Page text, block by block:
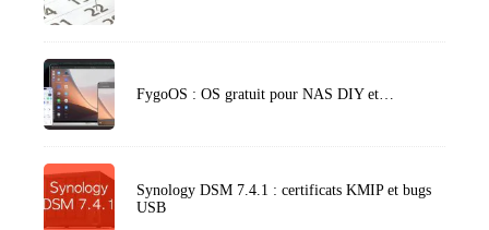
FygoOS : OS gratuit pour NAS DIY et…
Synology DSM 7.4.1 : certificats KMIP et bugs
USB